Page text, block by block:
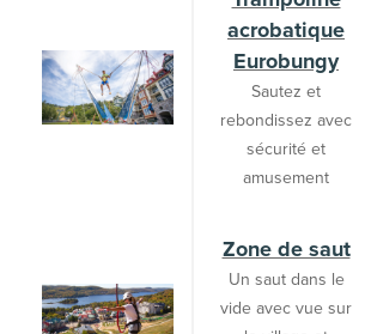
acrobatique
Eurobungy
Sautez et
rebondissez avec
sécurité et
amusement
Zone de saut
Un saut dans le
vide avec vue sur